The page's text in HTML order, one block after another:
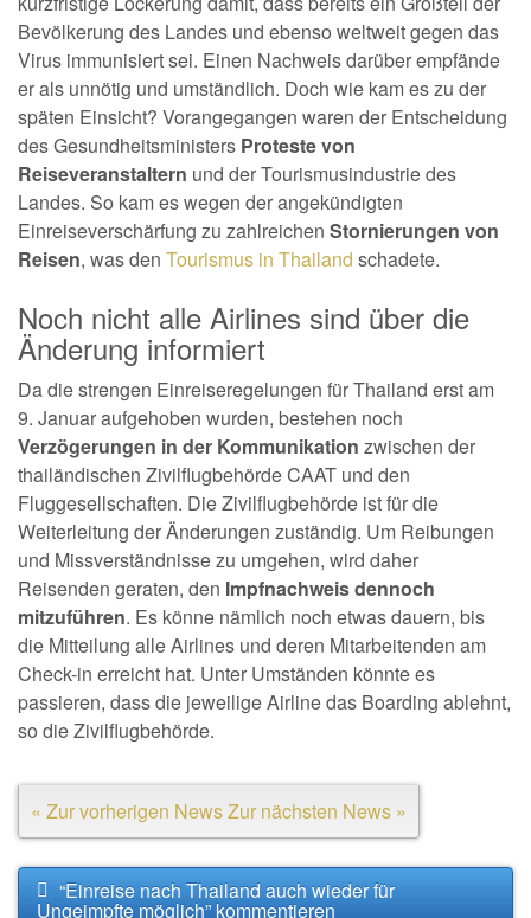
Bevölkerung des Landes und ebenso weltweit gegen das
Virus immunisiert sei. Einen Nachweis darüber empfände
er als unnötig und umständlich. Doch wie kam es zu der
späten Einsicht? Vorangegangen waren der Entscheidung
des Gesundheitsministers Proteste von
Reiseveranstaltern und der Tourismusindustrie des
Landes. So kam es wegen der angekündigten
Einreiseverschärfung zu zahlreichen Stornierungen von
Reisen, was den Tourismus in Thailand schadete.
Noch nicht alle Airlines sind über die
Änderung informiert
Da die strengen Einreiseregelungen für Thailand erst am
9. Januar aufgehoben wurden, bestehen noch
Verzögerungen in der Kommunikation zwischen der
thailändischen Zivilflugbehörde CAAT und den
Fluggesellschaften. Die Zivilflugbehörde ist für die
Weiterleitung der Änderungen zuständig. Um Reibungen
und Missverständnisse zu umgehen, wird daher
Reisenden geraten, den Impfnachweis dennoch
mitzuführen. Es könne nämlich noch etwas dauern, bis
die Mitteilung alle Airlines und deren Mitarbeitenden am
Check-in erreicht hat. Unter Umständen könnte es
passieren, dass die jeweilige Airline das Boarding ablehnt,
so die Zivilflugbehörde.
« Zur vorherigen NewsZur nächsten News »
“Einreise nach Thailand auch wieder für
Ungeimpfte möglich” kommentieren